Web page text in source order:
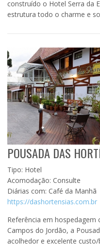
construído o Hotel Serra da
estrutura todo o charme e
POUSADA DAS
Tipo: Hotel
Acomodação: Consulte
Diárias com: Café da Manhã
https://dashortensias.com.br
Referência em
Campos do Jordão, a
acolhedor e excelente